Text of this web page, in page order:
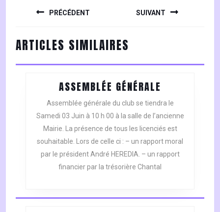
PRÉCÉDENT
post:
SUIVANT
post:
ARTICLES SIMILAIRES
ASSEMBLÉE GÉNÉRALE
GÉNÉRALE
Assemblée générale du club se tiendra le
Samedi 03 Juin à 10 h 00 à la salle de l’ancienne
Mairie. La présence de tous les licenciés est
souhaitable. Lors de celle ci : – un rapport moral
par le président André HEREDIA. – un rapport
financier par la trésorière Chantal